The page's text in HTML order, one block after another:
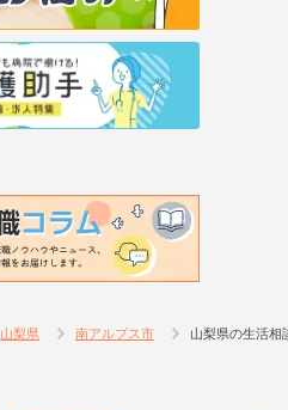
山梨県 南アルプス市 山梨県の生活相